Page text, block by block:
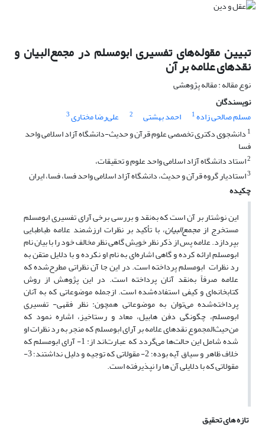
تبیین مقوله‌های تفسیری ابومسلم در مجمع‌البیان و
نقدهای علامه بر آن
نوع مقاله : مقاله پژوهشی
نویسندگان
مسلم صالحی زاده1 احمد بهشتی 2 علی‌رضا مختاری3
1 دانشجوی دکتری تخصصی علوم قرآن و حدیث-دانشگاه آزاد اسلامی واحد
فسا
2استاد دانشگاه آزاد اسلامی واحد علوم و تحقیقات،
3استادیار گروه قرآن و حدیث، دانشگاه آزاد اسلامی واحد فسا، فسا، ایران
چکیده
این نوشتار بر آن است که به‌نقد و بررسی برخی آرای تفسیری ابومسلم
مستخرج ازمجمع‌البیان، با تأکید بر نظرات ارزشمند علامه طباطبایی
بپردازد. علامه پس از ذکر نظر خویش گاهی نظر مخالف خود را با بیان نام
ابومسلم ارائه کرده و گاهی اشاره‌ای به نام او نکرده‌ و با دلایل متقن به
رد نظرات ابومسلم پرداخته است. در این جا آن نظراتی مطرح‌شده که
علامه صرفاً به‌نقد آنان پرداخته است. در این پژوهش از روش
کتابخانه‌ای و کیفی استفاده‌شده است. ازجمله موضوعاتی که به آنان
پرداخته‌شده می‌توان به موضوعاتی همچون: نظر فقهی- تفسیری
ابومسلم، چگونگی دفن هابیل، معاد و رستاخیز، اشاره نمود که
من‌حیث‌المجموع نقدهای علامه بر آرای ابومسلم که منجر به رد نظرات او
شده شامل این حالت‌ها می‌گردد که عبارت‌اند از: 1- آرای ابومسلم که
خلاف ظاهر و سیاق آیه بوده؛ 2- مقولاتی که توجیه و دلیل نداشتند؛ 3-
مقولاتی که با دلایلی آن ها را نپذیرفته است.
تازه های تحقیق